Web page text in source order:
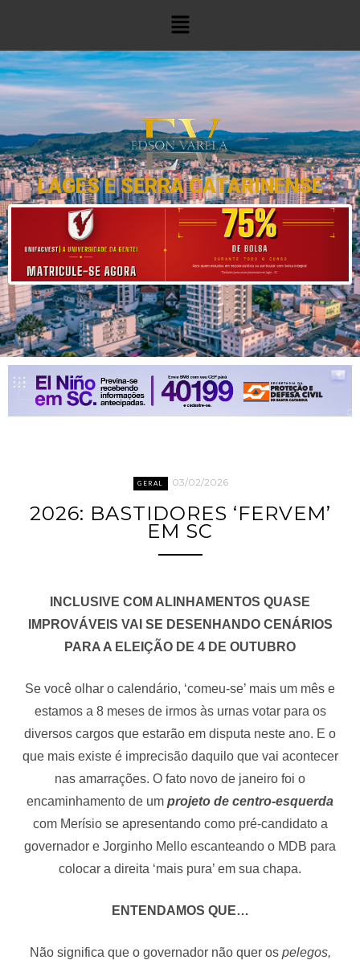
LAGES E SERRA CATARINENSE
GERAL 03/02/2026
2026: BASTIDORES ‘FERVEM’
EM SC
INCLUSIVE COM ALINHAMENTOS QUASE
IMPROVÁVEIS VAI SE DESENHANDO CENÁRIOS
PARA A ELEIÇÃO DE 4 DE OUTUBRO
Se você olhar o calendário, ‘comeu-se’ mais um mês e
estamos a 8 meses de irmos às urnas votar para os
diversos cargos que estarão em disputa neste ano. E o
que mais existe é imprecisão daquilo que vai acontecer
nas amarrações. O fato novo de janeiro foi o
encaminhamento de um projeto de centro-esquerda
com Merísio se apresentando como pré-candidato a
governador e Jorginho Mello escanteando o MDB para
colocar a direita ‘mais pura’ em sua chapa.
ENTENDAMOS QUE…
Não significa que o governador não quer os pelegos,